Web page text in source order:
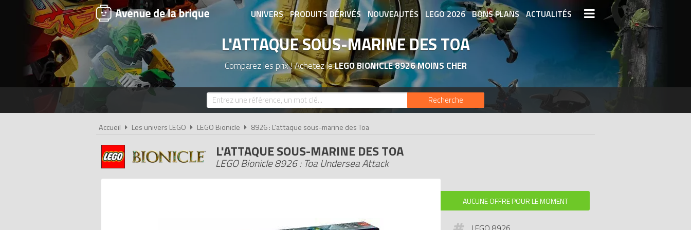
UNIVERS PRODUITS DÉRIVÉS NOUVEAUTÉS LEGO 2026 BONS PLANS ACTUALITÉS
ASSOCIATIONS DE FANS EXPOSITIONS LEGO LEGO LES PLUS CHERS
L'ATTAQUE SOUS-MARINE DES TOA
Comparez les prix ! Achetez leLEGO BIONICLE 8926 MOINS CHER
Recherche
Accueil Les univers LEGO LEGO Bionicle 8926 : L'attaque sous-marine des Toa
L'ATTAQUE SOUS-MARINE DES TOA
LEGO Bionicle 8926 : Toa Undersea Attack
AUCUNE OFFRE POUR LE MOMENT